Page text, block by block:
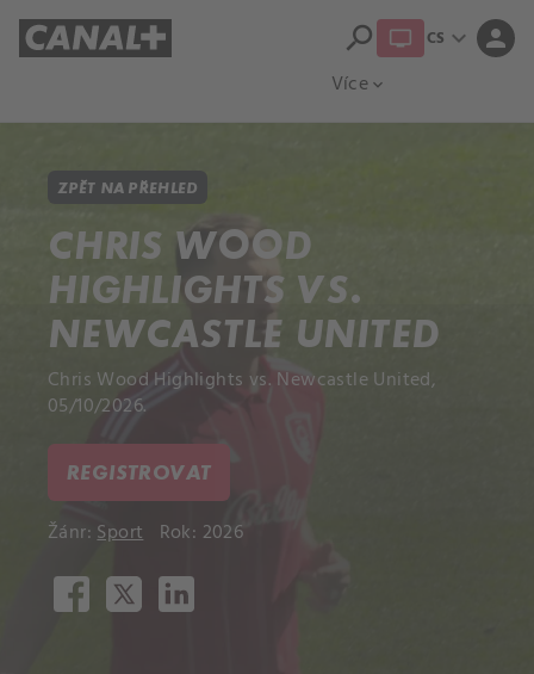
Více expand_more
search CS expand_more person
ZPĚT NA PŘEHLED
CHRIS WOOD
HIGHLIGHTS VS.
NEWCASTLE UNITED
Chris Wood Highlights vs. Newcastle United,
05/10/2026.
REGISTROVAT
Žánr:Sport Rok: 2026